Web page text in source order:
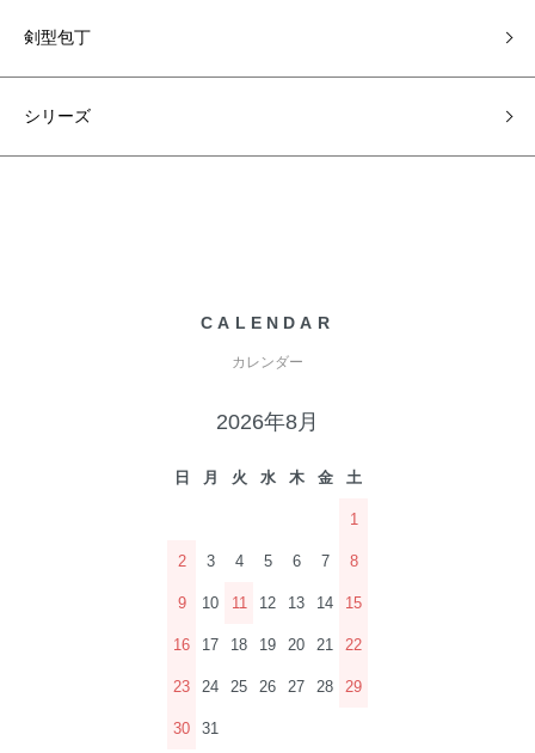
剣型包丁
シリーズ
CALENDAR
カレンダー
2026年8月
日 月 火 水 木 金 土
1
2 3 4 5 6 7 8
9 10 11 12 13 14 15
16 17 18 19 20 21 22
23 24 25 26 27 28 29
30 31